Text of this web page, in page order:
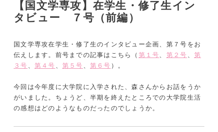
【国文学専攻】在学生・修了生イン
タビュー ７号（前編）
国文学専攻在学生・修了生のインタビュー企画、第７号をお
伝えします。前号までの記事はこちら（ 第１号、 第２号 、 第
３号 、 第４号 、 第５号 、 第６号 ）。
今回は今年度に大学院に入学された、森さんからお話をうか
がいました。ちょうど、半期を終えたところでの大学院生活
の感想はどのようなものだったのでしょうか。